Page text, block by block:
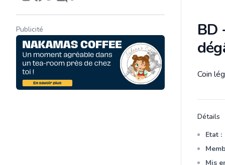
Publicité
BD
Coin
Détails
Etat :
Mis